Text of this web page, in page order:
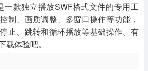
一款独立播放SWF格式文件的专用工
制、画质调整、多窗口操作等功能，
止、跳转和循环播放等基础操作。有
载体验吧。